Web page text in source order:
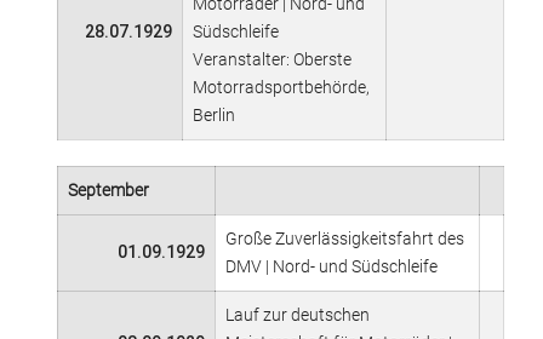
28.07.1929
Motorräder | Nord- und
Südschleife
Veranstalter: Oberste
Motorradsportbehörde,
Berlin
September
01.09.1929
Große Zuverlässigkeitsfahrt des
DMV | Nord- und Südschleife
Lauf zur deutschen